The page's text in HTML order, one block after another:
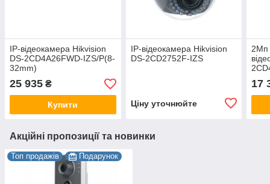
IP-відеокамера Hikvision
DS-2CD4A26FWD-IZS/P(8-
32mm)
25 935 ₴
Купити
IP-відеокамера Hikvision
DS-2CD2752F-IZS
Ціну уточнюйте
2Мп
мм)
17
Акційні пропозиції та новинки
Топ продажів Подарунок